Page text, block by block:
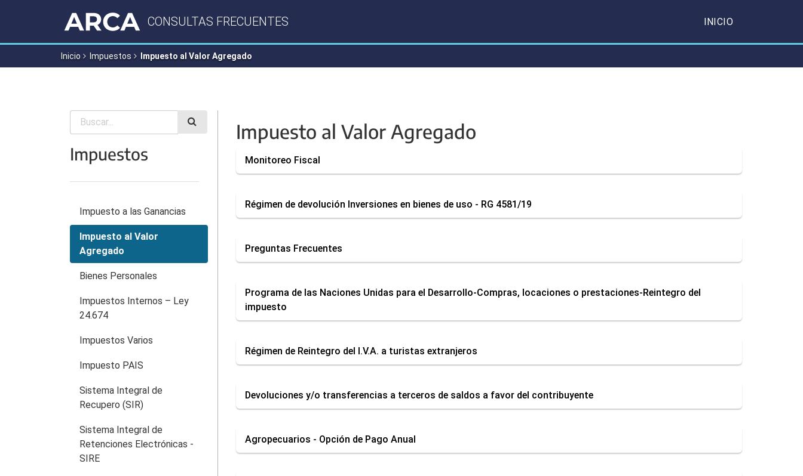
CONSULTAS FRECUENTES INICIO
Inicio Impuestos Impuesto al Valor Agregado
Impuestos
Impuesto a las Ganancias
Impuesto al Valor
Agregado
Bienes Personales
Impuestos Internos – Ley
24.674
Impuestos Varios
Impuesto PAIS
Sistema Integral de
Recupero (SIR)
Sistema Integral de
Retenciones Electrónicas -
SIRE
Impuesto al Valor Agregado
Monitoreo Fiscal
Régimen de devolución Inversiones en bienes de uso - RG 4581/19
Preguntas Frecuentes
Programa de las Naciones Unidas para el Desarrollo-Compras, locaciones o prestaciones-Reintegro del
impuesto
Régimen de Reintegro del I.V.A. a turistas extranjeros
Devoluciones y/o transferencias a terceros de saldos a favor del contribuyente
Agropecuarios - Opción de Pago Anual